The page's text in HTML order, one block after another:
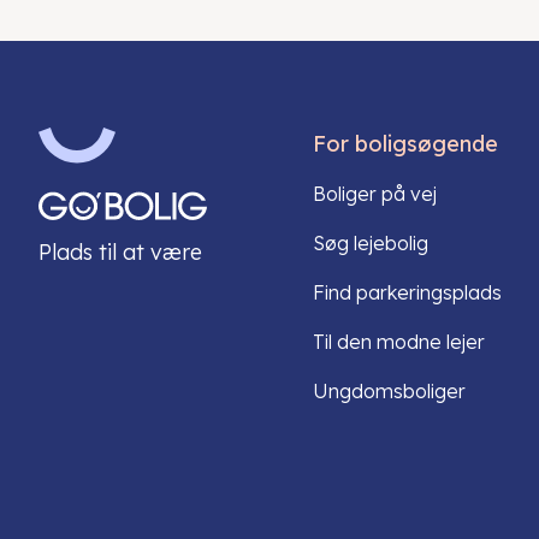
Plads til at være
For boligsøgende
Boliger på vej
Søg lejebolig
Find parkeringsplads
Til den modne lejer
Ungdomsboliger